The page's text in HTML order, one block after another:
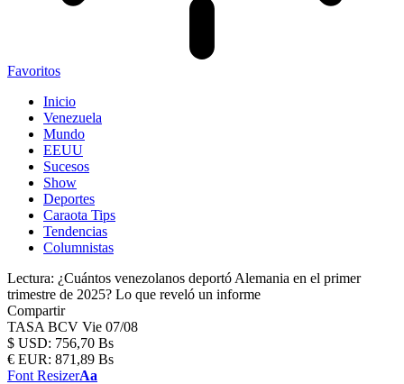
Favoritos
Inicio
Venezuela
Mundo
EEUU
Sucesos
Show
Deportes
Caraota Tips
Tendencias
Columnistas
Lectura: ¿Cuántos venezolanos deportó Alemania en el primer
trimestre de 2025? Lo que reveló un informe
Compartir
TASA BCV Vie 07/08
$ USD: 756,70 Bs
€ EUR: 871,89 Bs
Font ResizerAa